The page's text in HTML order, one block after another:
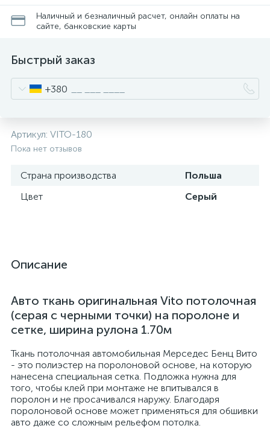
Наличный и безналичный расчет, онлайн оплаты на
сайте, банковские карты
Быстрый заказ
+380
Артикул: VITO-180
Пока нет отзывов
Страна производства
Польша
Цвет
Серый
Описание
Авто ткань оригинальная Vito потолочная
(серая с черными точки) на поролоне и
сетке, ширина рулона 1.70м
Ткань потолочная автомобильная Мерседес Бенц Вито
- это полиэстер на поролоновой основе, на которую
нанесена специальная сетка. Подложка нужна для
того, чтобы клей при монтаже не впитывался в
поролон и не просачивался наружу. Благодаря
поролоновой основе может применяться для обшивки
авто даже со сложным рельефом потолка.